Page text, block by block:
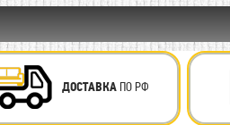
ДОСТАВКАПО РФ